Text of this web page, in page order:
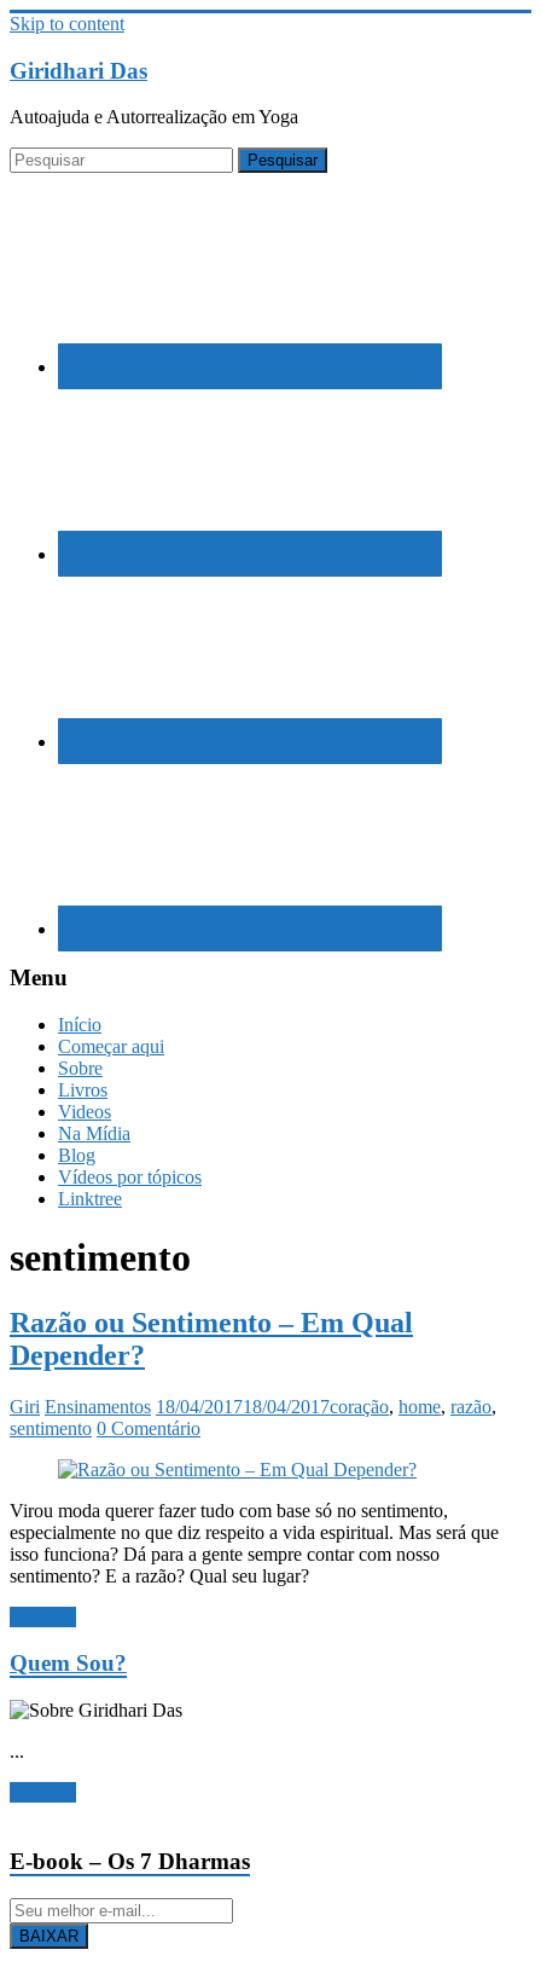
Skip to content
Giridhari Das
Autoajuda e Autorrealização em Yoga
Menu
Início
Começar aqui
Sobre
Livros
Videos
Na Mídia
Blog
Vídeos por tópicos
Linktree
sentimento
Razão ou Sentimento – Em Qual
Depender?
Giri Ensinamentos 18/04/201718/04/2017coração, home, razão,
sentimento 0 Comentário
Virou moda querer fazer tudo com base só no sentimento,
especialmente no que diz respeito a vida espiritual. Mas será que
isso funciona? Dá para a gente sempre contar com nosso
sentimento? E a razão? Qual seu lugar?
Quem Sou?
...
E-book – Os 7 Dharmas
BAIXAR